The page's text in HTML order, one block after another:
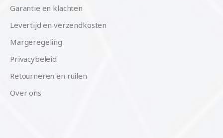
Garantie en klachten
Levertijd en verzendkosten
Margeregeling
Privacybeleid
Retourneren en ruilen
Over ons